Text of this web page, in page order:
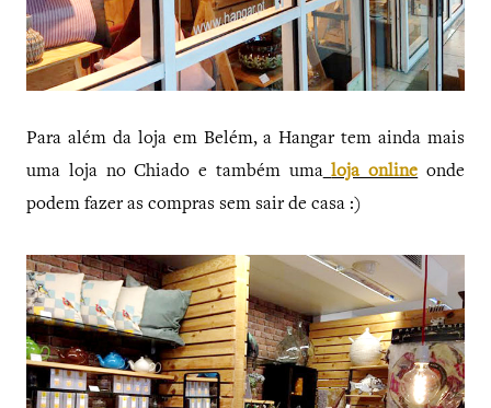
Para além da loja em Belém, a Hangar tem ainda mais
uma loja no Chiado e também uma loja online onde
podem fazer as compras sem sair de casa :)